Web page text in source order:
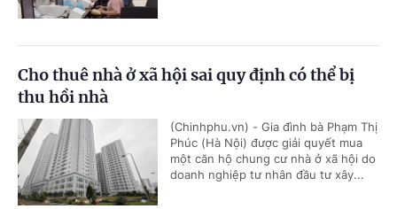
Cho thuê nhà ở xã hội sai quy định có thể bị
thu hồi nhà
(Chinhphu.vn) - Gia đình bà Phạm Thị
Phúc (Hà Nội) được giải quyết mua
một căn hộ chung cư nhà ở xã hội do
doanh nghiệp tư nhân đầu tư xây...